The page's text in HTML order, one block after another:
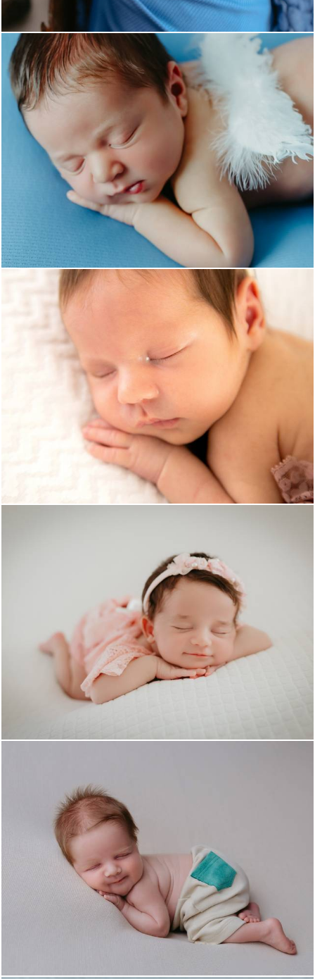
569
829
748 0
0